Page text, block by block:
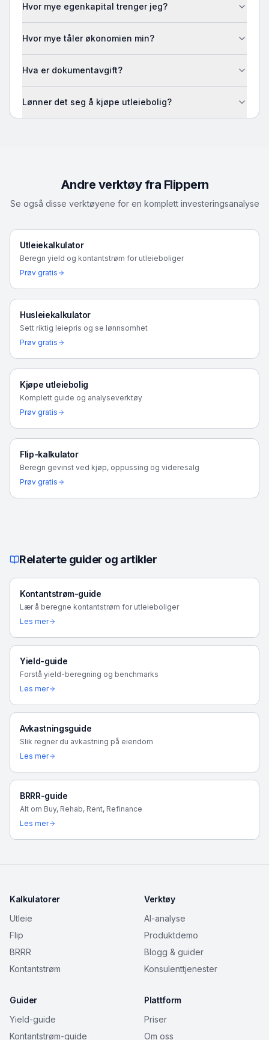
Hvor mye egenkapital trenger jeg?
Hvor mye tåler økonomien min?
Hva er dokumentavgift?
Lønner det seg å kjøpe utleiebolig?
Andre verktøy fra Flippern
Se også disse verktøyene for en komplett investeringsanalyse
Utleiekalkulator
Beregn yield og kontantstrøm for utleieboliger
Prøv gratis
Husleiekalkulator
Sett riktig leiepris og se lønnsomhet
Prøv gratis
Kjøpe utleiebolig
Komplett guide og analyseverktøy
Prøv gratis
Flip-kalkulator
Beregn gevinst ved kjøp, oppussing og videresalg
Prøv gratis
Relaterte guider og artikler
Kontantstrøm-guide
Lær å beregne kontantstrøm for utleieboliger
Les mer
Yield-guide
Forstå yield-beregning og benchmarks
Les mer
Avkastningsguide
Slik regner du avkastning på eiendom
Les mer
BRRR-guide
Alt om Buy, Rehab, Rent, Refinance
Les mer
Kalkulatorer
Utleie
Flip
BRRR
Kontantstrøm
Verktøy
AI-analyse
Produktdemo
Blogg & guider
Konsulenttjenester
Guider
Yield-guide
Kontantstrøm-guide
Plattform
Priser
Om oss